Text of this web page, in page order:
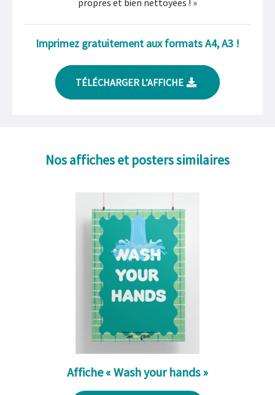
propres et bien nettoyées ! »
Imprimez gratuitement aux formats A4, A3 !
TÉLÉCHARGER L’AFFICHE
Nos affiches et posters similaires
Affiche « Wash your hands »